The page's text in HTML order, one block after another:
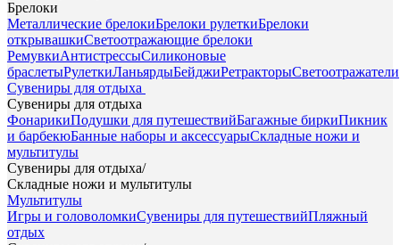
Брелоки
Металлические брелокиБрелоки рулеткиБрелоки
открывашкиСветоотражающие брелоки
РемувкиАнтистрессыСиликоновые
браслетыРулеткиЛаньярдыБейджиРетракторыСветоотражатели
Сувениры для отдыха
Сувениры для отдыха
ФонарикиПодушки для путешествийБагажные биркиПикник
и барбекюБанные наборы и аксессуарыСкладные ножи и
мультитулы
Сувениры для отдыха/
Складные ножи и мультитулы
Мультитулы
Игры и головоломкиСувениры для путешествийПляжный
отдых